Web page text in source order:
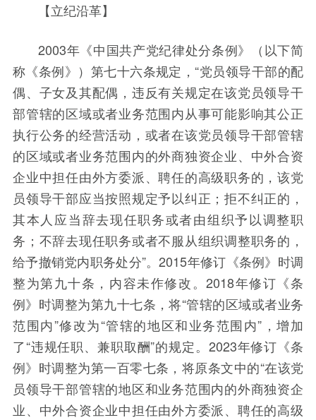
【立纪沿革】
2003年《中国共产党纪律处分条例》（以下简
称《条例》）第七十六条规定，“党员领导干部的配
偶、子女及其配偶，违反有关规定在该党员领导干
部管辖的区域或者业务范围内从事可能影响其公正
执行公务的经营活动，或者在该党员领导干部管辖
的区域或者业务范围内的外商独资企业、中外合资
企业中担任由外方委派、聘任的高级职务的，该党
员领导干部应当按照规定予以纠正；拒不纠正的，
其本人应当辞去现任职务或者由组织予以调整职
务；不辞去现任职务或者不服从组织调整职务的，
给予撤销党内职务处分”。2015年修订《条例》时调
整为第九十条，内容未作修改。2018年修订《条
例》时调整为第九十七条，将“管辖的区域或者业务
范围内”修改为“管辖的地区和业务范围内”，增加
了“违规任职、兼职取酬”的规定。2023年修订《条
例》时调整为第一百零七条，将原条文中的“在该党
员领导干部管辖的地区和业务范围内的外商独资企
业、中外合资企业中担任由外方委派、聘任的高级